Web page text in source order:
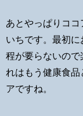
あとやっぱりココ
いちです。最初
程が要らないの
れはもう健康食品
アですね。